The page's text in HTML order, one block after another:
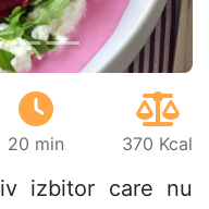
20 min 370 Kcal
izbitor care nu